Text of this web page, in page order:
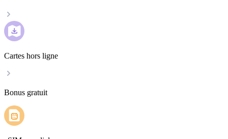
Cartes hors ligne
Bonus gratuit